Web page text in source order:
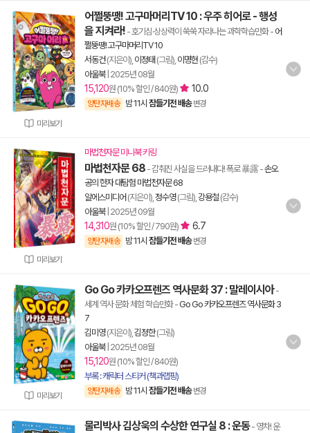
미리보기
어쩔뚱땡! 고구마머리TV 10 : 우주 히어로 - 행성
을 지켜라! - 호기심·상상력이 쑥쑥 자라나는 과학학습만화- 어
쩔뚱땡! 고구마머리TV 10
서동건(지은이), 이정태 (그림), 이명현 (감수)
아울북| 2025년 08월
15,120원 (10% 할인 / 840원) 10.0
양탄자배송 밤 11시 잠들기전 배송 변경
미리보기
마법천자문 미니북 키링
마법천자문 68 - 감춰진 사실을 드러내다! 폭로 暴露-손오
공의 한자 대탐험 마법천자문 68
알에스미디어 (지은이), 정수영(그림), 강용철 (감수)
아울북| 2025년 09월
14,310원 (10% 할인 / 790원) 6.7
양탄자배송 밤 11시 잠들기전 배송 변경
미리보기
Go Go 카카오프렌즈 역사문화 37 : 말레이시아-
세계 역사 문화 체험 학습만화-Go Go 카카오프렌즈 역사문화 3
7
김미영(지은이), 김정한(그림)
아울북| 2025년 08월
15,120원 (10% 할인 / 840원)
부록 : 캐릭터 스티커 (책과랩핑)
양탄자배송 밤 11시 잠들기전 배송 변경
물리박사 김상욱의 수상한 연구실 8 : 운동- 영차! 운